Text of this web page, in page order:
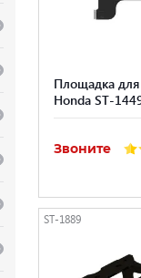
Площадка для
Honda ST-
Звоните
ST-1889